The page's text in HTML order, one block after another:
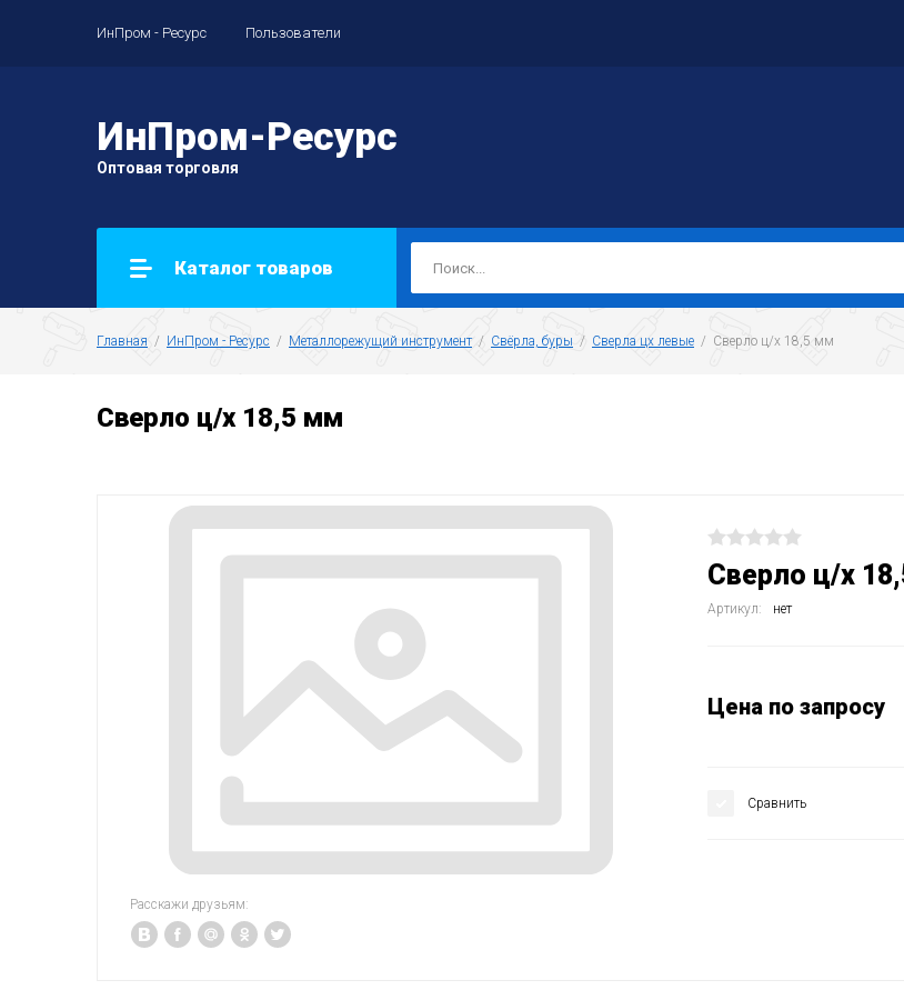
ИнПром - Ресурс Пользователи
ИнПром-Ресурс
Оптовая торговля
Каталог товаров
Главная
  /
ИнПром - Ресурс
  /
Металлорежущий инструмент
  /
Свёрла, буры
  /
Сверла цх левые
  /  Сверло ц/х 18,5 мм
Сверло ц/х 18,5 мм
Расскажи друзьям:
Сверло ц/х
Артикул: нет
Цена по запросу
Сравнить